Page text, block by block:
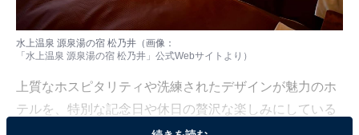
水上温泉 源泉湯の宿 松乃井（画像：
「水上温泉 源泉湯の宿 松乃井」公式Webサイト より）
上質なホスピタリティや洗練されたデザインが魅力のホ
テルを、特別な記念日や休日の贅沢な楽しみにしている
人も少なくないはず。日常を忘れ、心身ともに満たされ